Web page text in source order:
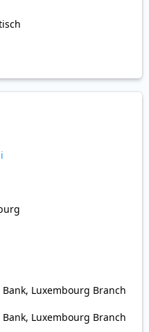
Bank, Luxembourg Branch
Bank, Luxembourg Branch